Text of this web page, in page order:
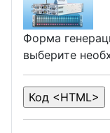
Форма
выберите